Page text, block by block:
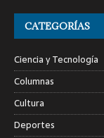
CATEGORÍAS
Ciencia y Tecnología
Columnas
Cultura
Deportes